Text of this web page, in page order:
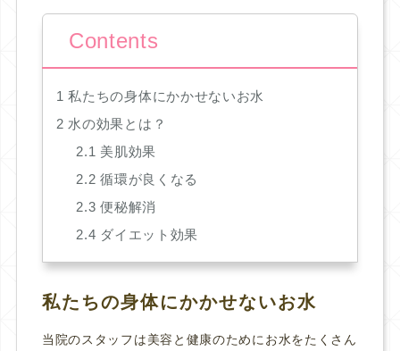
Contents
1 私たちの身体にかかせないお水
2 水の効果とは？
2.1 美肌効果
2.2 循環が良くなる
2.3 便秘解消
2.4 ダイエット効果
私たちの身体にかかせないお水
当院のスタッフは美容と健康のためにお水をたくさん